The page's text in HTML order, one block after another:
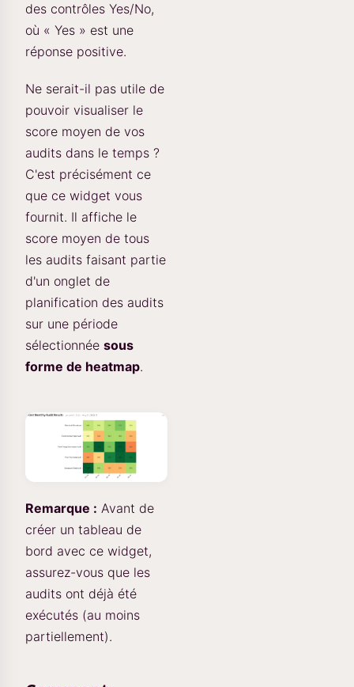
des contrôles Yes/No,
où « Yes » est une
réponse positive.
Ne serait-il pas utile de
pouvoir visualiser le
score moyen de vos
audits dans le temps ?
C'est précisément ce
que ce widget vous
fournit. Il affiche le
score moyen de tous
les audits faisant partie
d'un onglet de
planification des audits
sur une période
sélectionnée sous
forme de heatmap.
Remarque : Avant de
créer un tableau de
bord avec ce widget,
assurez-vous que les
audits ont déjà été
exécutés (au moins
partiellement).